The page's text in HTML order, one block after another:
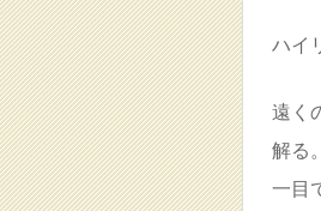
ハイ
遠く
解る
一目